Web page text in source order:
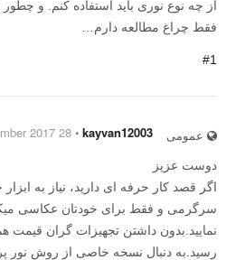
از چه نوع نوری باید استفاده کنم. و چطور
فقط چراغ مطالعه دارم…
#1
عمومی kayvan12003
⋅
28 November 2017
دوست عزیز
اگر قصد کار حرفه ای دارید، نیاز به
سرگرمی و فقط برای خودتان عکاسی
نمایید.بدون داشتن تجهیزات گران قیمت
رسید.به دنبال نسخه خاصی از روش نور